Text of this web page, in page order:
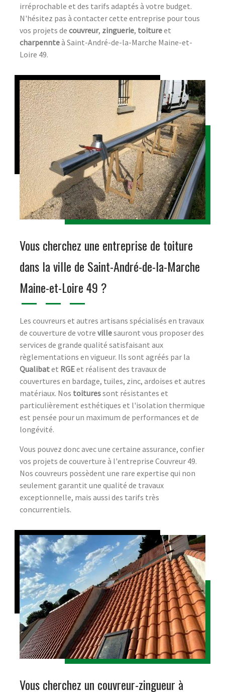
irréprochable et des tarifs adaptés à votre budget.
N'hésitez pas à contacter cette entreprise pour tous
vos projets de couvreur, zinguerie, toitureet
charpennteà Saint-André-de-la-Marche Maine-et-
Loire 49.
Vous cherchez une entreprise de toiture
dans la ville de Saint-André-de-la-Marche
Maine-et-Loire 49 ?
Les couvreurs et autres artisans spécialisés en travaux
de couverture de votre villesauront vous proposer des
services de grande qualité satisfaisant aux
règlementations en vigueur. Ils sont agréés par la
Qualibatet RGEet réalisent des travaux de
couvertures en bardage, tuiles, zinc, ardoises et autres
matériaux. Nos toituressont résistantes et
particulièrement esthétiques et l'isolation thermique
est pensée pour un maximum de performances et de
longévité.
Vous pouvez donc avec une certaine assurance, confier
vos projets de couverture à l'entreprise Couvreur 49.
Nos couvreurs possèdent une rare expertise qui non
seulement garantit une qualité de travaux
exceptionnelle, mais aussi des tarifs très
concurrentiels.
Vous cherchez un couvreur-zingueur à